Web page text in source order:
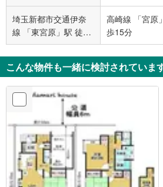
埼玉新都市交通伊奈
線 「東宮原」駅 徒歩
5分
高崎線 「宮原
歩15分
こんな物件も一緒に検討されていま